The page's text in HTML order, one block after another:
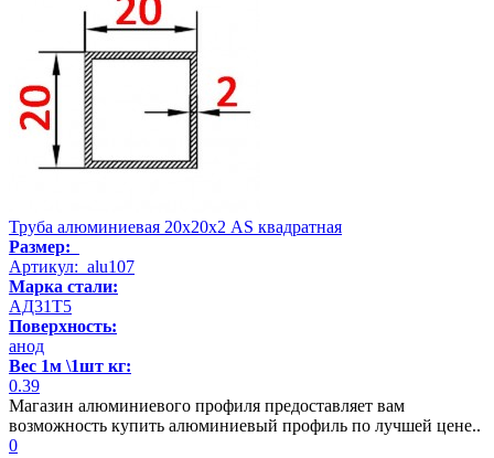
Труба алюминиевая 20х20х2 AS квадратная
Размер:
Артикул: alu107
Марка стали:
АД31Т5
Поверхность:
анод
Вес 1м \1шт кг:
0.39
Магазин алюминиевого профиля предоставляет вам
возможность купить алюминиевый профиль по лучшей цене..
0